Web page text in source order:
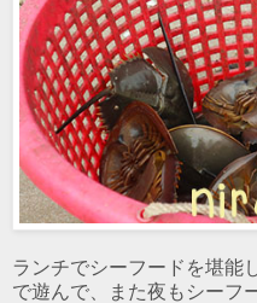
ランチでシーフードを堪能
で遊んで、また夜もシーフ